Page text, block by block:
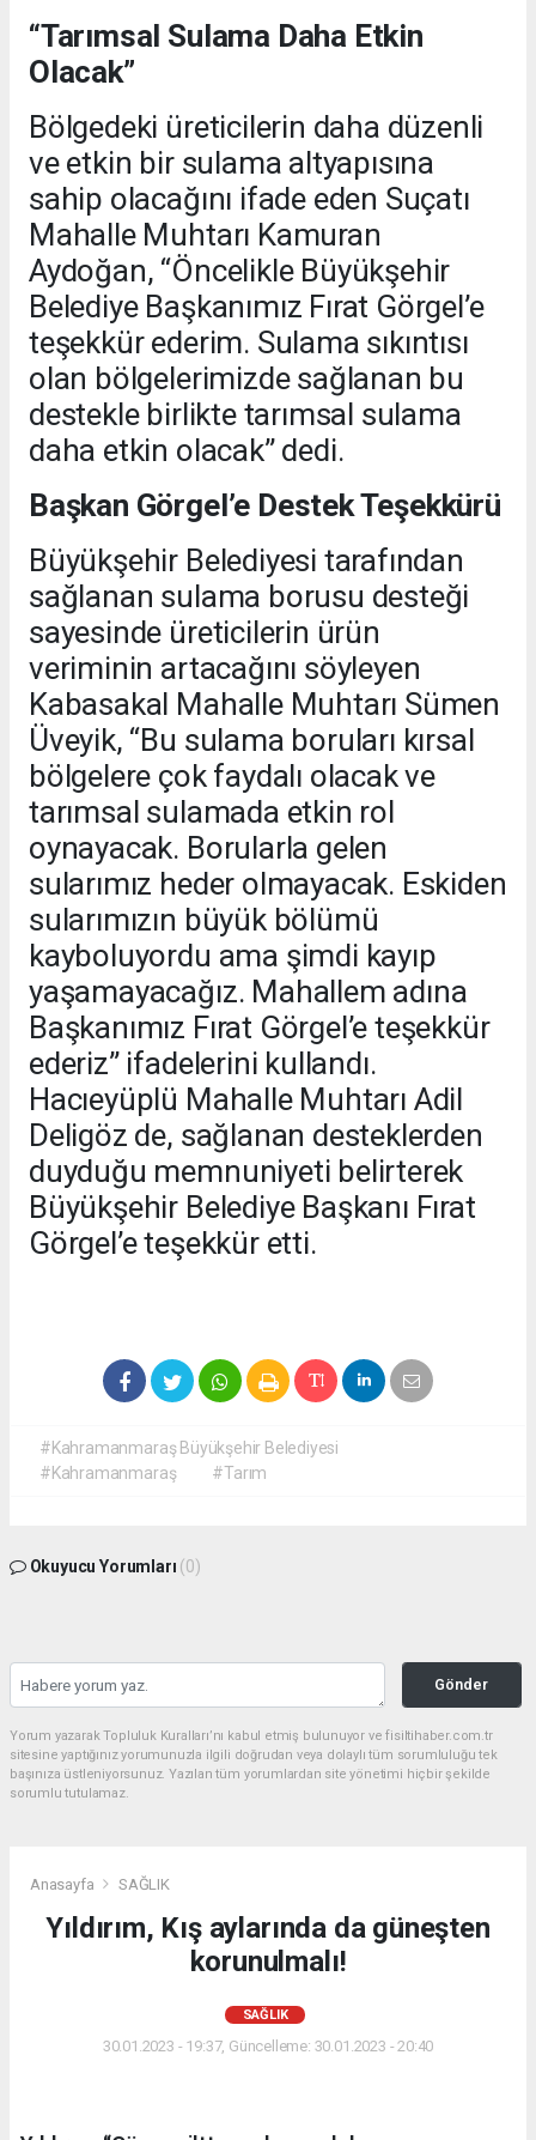
“Tarımsal Sulama Daha Etkin
Olacak”
Bölgedeki üreticilerin daha düzenli
ve etkin bir sulama altyapısına
sahip olacağını ifade eden Suçatı
Mahalle Muhtarı Kamuran
Aydoğan, “Öncelikle Büyükşehir
Belediye Başkanımız Fırat Görgel’e
teşekkür ederim. Sulama sıkıntısı
olan bölgelerimizde sağlanan bu
destekle birlikte tarımsal sulama
daha etkin olacak” dedi.
Başkan Görgel’e Destek Teşekkürü
Büyükşehir Belediyesi tarafından
sağlanan sulama borusu desteği
sayesinde üreticilerin ürün
veriminin artacağını söyleyen
Kabasakal Mahalle Muhtarı Sümen
Üveyik, “Bu sulama boruları kırsal
bölgelere çok faydalı olacak ve
tarımsal sulamada etkin rol
oynayacak. Borularla gelen
sularımız heder olmayacak. Eskiden
sularımızın büyük bölümü
kayboluyordu ama şimdi kayıp
yaşamayacağız. Mahallem adına
Başkanımız Fırat Görgel’e teşekkür
ederiz” ifadelerini kullandı.
Hacıeyüplü Mahalle Muhtarı Adil
Deligöz de, sağlanan desteklerden
duyduğu memnuniyeti belirterek
Büyükşehir Belediye Başkanı Fırat
Görgel’e teşekkür etti.
#Kahramanmaraş Büyükşehir Belediyesi
#Kahramanmaraş
#Tarım
Okuyucu Yorumları (0)
Gönder
Yorum yazarak Topluluk Kuralları’nı kabul etmiş bulunuyor ve fisiltihaber.com.tr
sitesine yaptığınız yorumunuzla ilgili doğrudan veya dolaylı tüm sorumluluğu tek
başınıza üstleniyorsunuz. Yazılan tüm yorumlardan site yönetimi hiçbir şekilde
sorumlu tutulamaz.
Anasayfa SAĞLIK
Yıldırım, Kış aylarında da güneşten
korunulmalı!
SAĞLIK
30.01.2023 - 19:37, Güncelleme: 30.01.2023 - 20:40